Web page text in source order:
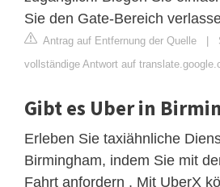
Sie den Gate-Bereich
Antrag auf Entfernung der Quelle |
vollständige Antwort auf
Gibt es Uber in
Erleben Sie taxiähnliche
Birmingham, indem Sie mit
Fahrt anfordern . Mit UberX